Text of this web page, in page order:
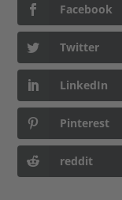
Facebook
Twitter
LinkedIn
Pinterest
reddit